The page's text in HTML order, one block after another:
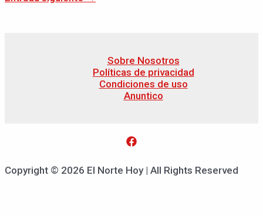
Sobre Nosotros
Políticas de privacidad
Condiciones de uso
Anuntico
Copyright © 2026 El Norte Hoy | All Rights Reserved